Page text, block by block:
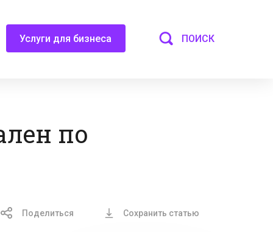
Услуги для бизнеса ПОИСК
по
Поделиться Сохранить статью